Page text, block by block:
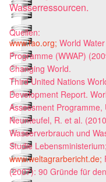
Wasserressourcen.
Quellen:
www.fao.org; World
Programme (WWAP)
Changing World.
Third United Nations
Development Report.
Assessment Programme,
Neunteufel, R. et al.
Wasserverbrauch und
Studie Lebensministerium;
www.weltagrarbericht.de;
(2007): 90 Gründe für